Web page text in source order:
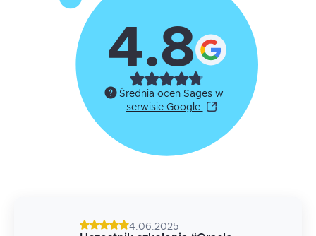
4.8
Średnia ocen Sages w
serwisie Google
4.06.2025